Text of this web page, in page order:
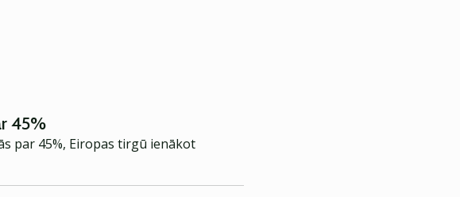
45%
par 45%, Eiropas tirgū ienākot